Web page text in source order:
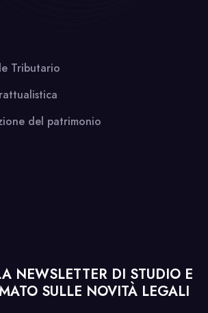
Tributario
del patrimonio
NEWSLETTER DI STUDIO E
SULLE NOVITÀ LEGALI